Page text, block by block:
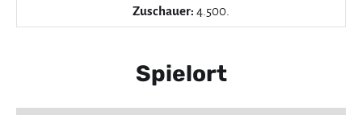
Zuschauer: 4.500.
Spielort